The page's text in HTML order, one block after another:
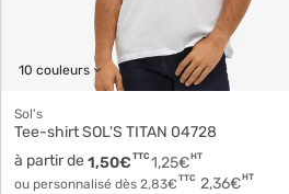
10 couleurs
Sol's
Tee-shirt SOL'S TITAN 04728
à partir de
1,25€HT
1,50€ TTC
ou personnalisé dès 2,83€ TTC 2,36€HT